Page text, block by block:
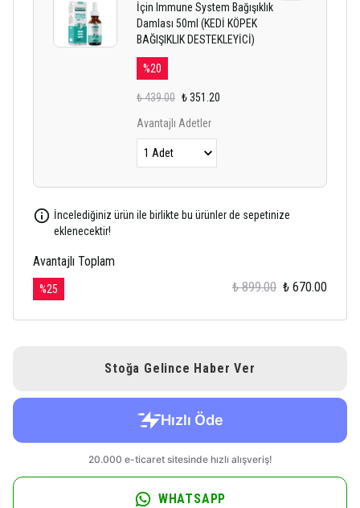
İçin Immune System Bağışıklık
Damlası 50ml (KEDİ KÖPEK
BAĞIŞIKLIK DESTEKLEYİCİ)
%20
₺ 439.00 ₺ 351.20
Avantajlı Adetler
İncelediğiniz ürün ile birlikte bu ürünler de sepetinize
eklenecektir!
Avantajlı Toplam
%25 ₺ 899.00 ₺ 670.00
Stoğa Gelince Haber Ver
WHATSAPP